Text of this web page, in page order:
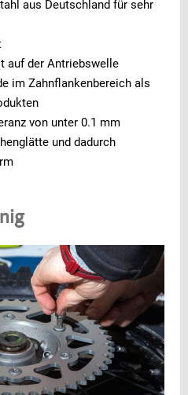
aus Deutschland für sehr
auf der Antriebswelle
im Zahnflankenbereich als
von unter 0.1 mm
und dadurch